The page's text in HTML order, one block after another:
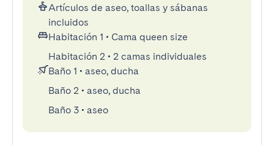
Artículos de aseo, toallas y sábanas
incluidos
Habitación 1 • Cama queen size
Habitación 2 • 2 camas individuales
Baño 1 • aseo, ducha
Baño 2 • aseo, ducha
Baño 3 • aseo